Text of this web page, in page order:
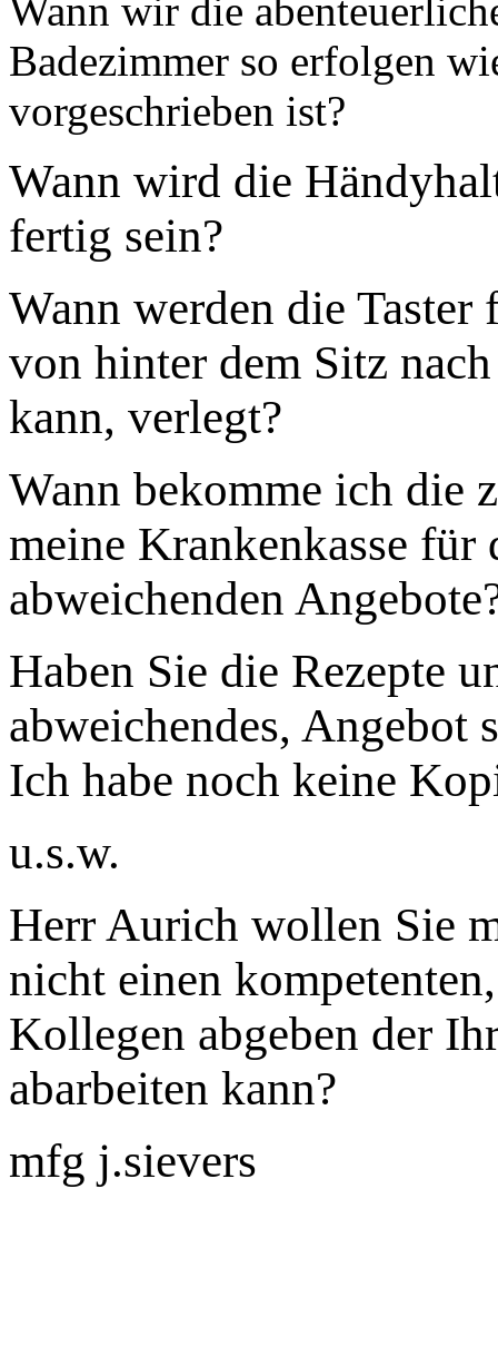
Wann wir die
Badezimmer so erfolgen
vorgeschrieben ist?
Wann wird die
fertig sein?
Wann werden die
von hinter dem Sitz
kann, verlegt?
Wann bekomme ich die
meine Krankenkasse für
abweichenden
Haben Sie die Rezepte
abweichendes, Angebot
Ich habe noch keine
u.s.w.
Herr Aurich wollen Sie
nicht einen
Kollegen abgeben der
abarbeiten kann?
mfg j.sievers